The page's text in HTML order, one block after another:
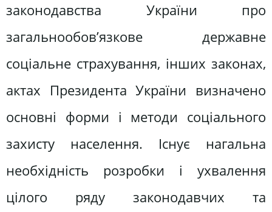
законодавства України про
загальнообов’язкове державне
соціальне страхування, інших законах,
актах Президента України визначено
основні форми і методи соціального
захисту населення. Існує нагальна
необхідність розробки і ухвалення
цілого ряду законодавчих та